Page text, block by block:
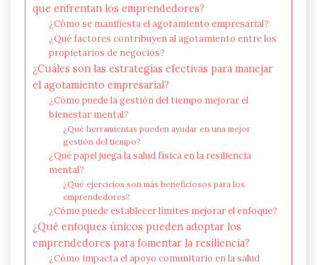
que enfrentan los emprendedores?
¿Cómo se manifiesta el agotamiento empresarial?
¿Qué factores contribuyen al agotamiento entre los
propietarios de negocios?
¿Cuáles son las estrategias efectivas para manejar
el agotamiento empresarial?
¿Cómo puede la gestión del tiempo mejorar el
bienestar mental?
¿Qué herramientas pueden ayudar en una mejor
gestión del tiempo?
¿Qué papel juega la salud física en la resiliencia
mental?
¿Qué ejercicios son más beneficiosos para los
emprendedores?
¿Cómo puede establecer límites mejorar el enfoque?
¿Qué enfoques únicos pueden adoptar los
emprendedores para fomentar la resiliencia?
¿Cómo impacta el apoyo comunitario en la salud